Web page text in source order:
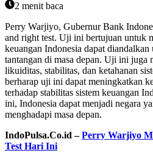
2 menit baca
Perry Warjiyo, Gubernur Bank
and right test. Uji ini bertujuan untuk
keuangan Indonesia dapat
tantangan di masa depan. Uji ini juga
likuiditas, stabilitas, dan ketahanan
berharap uji ini dapat meningkatkan
terhadap stabilitas sistem keuangan
ini, Indonesia dapat menjadi negara
menghadapi masa depan.
IndoPulsa.Co.id –Perry Warjiyo
Test Hari Ini